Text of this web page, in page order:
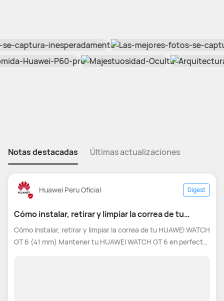
Notas destacadas Últimas actualizaciones
Huawei Peru Oficial Digest
Cómo instalar, retirar y limpiar la correa de tu
HUAWEI WATCH GT 6
Cómo instalar, retirar y limpiar la correa de tu HUAWEI WATCH
GT 6 (41 mm) Mantener tu HUAWEI WATCH GT 6 en perfecto